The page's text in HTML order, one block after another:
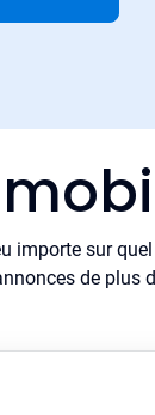
importe sur
de plus